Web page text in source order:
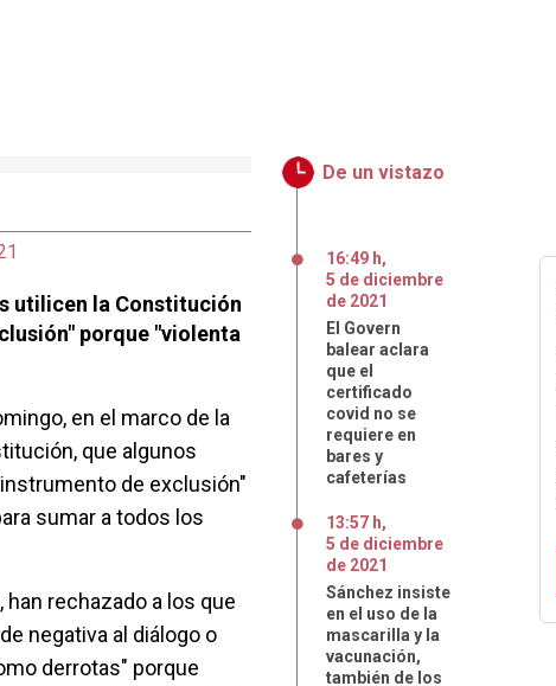
utilicen la Constitución
porque "violenta
en el marco de la
que algunos
de exclusión"
sumar a todos los
rechazado a los que
negativa al diálogo o
derrotas" porque
De un vistazo
16:49 h,
5 de diciembre
de 2021
El Govern
balear aclara
que el
certificado
covid no se
requiere en
bares y
cafeterías
13:57 h,
5 de diciembre
de 2021
Sánchez insiste
en el uso de la
mascarilla y la
vacunación,
también de los